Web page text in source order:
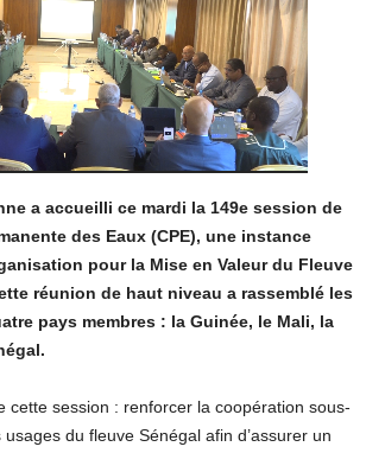
a accueilli ce mardi la 149e session de
des Eaux (CPE), une instance
pour la Mise en Valeur du Fleuve
réunion de haut niveau a rassemblé les
pays membres : la Guinée, le Mali, la
cette session : renforcer la coopération sous-
du fleuve Sénégal afin d’assurer un